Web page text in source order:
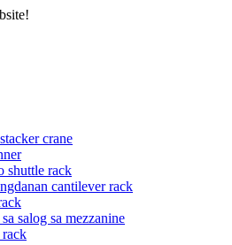
crane
shuttle rack
cantilever rack
salog sa mezzanine